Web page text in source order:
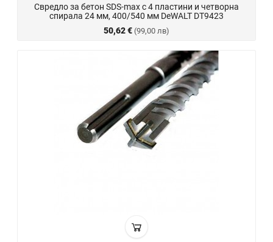
Свредло за бетон SDS-max с 4 пластини и четворна
спирала 24 мм, 400/540 мм DeWALT DT9423
50,62 € (99,00 лв)